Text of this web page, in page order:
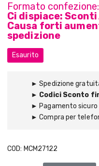
Formato confezione:
Ci dispiace:
Causa forti
spedizione
Esaurito
► Spedizione
► Codici Sconto
► Pagamento sicuro
► Compra per
COD: MCM27122